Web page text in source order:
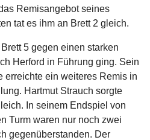
Remisangebot seines
tat es ihm an Brett 2 gleich.
5 gegen einen starken
Herford in Führung ging. Sein
erreichte ein weiteres Remis in
Hartmut Strauch sorgte
In seinem Endspiel von
Turm waren nur noch zwei
gegenüberstanden. Der